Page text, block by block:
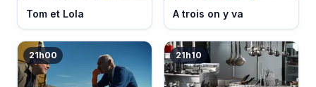
Tom et Lola A trois on y va
21h00 21h10